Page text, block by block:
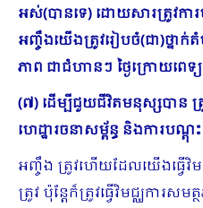
អស់(បានទេ) ដោយសារ​ត្រូវកា
អញ្ចឹងយើងត្រូវរៀបចំ(ជា)ថ្នា
ភាព ជាជំហានៗ ថ្ងៃក្រោយពេទ្
(៧) ដើម្បីជួយជីវិតមនុស្សបាន
ហេដ្ឋារចនាសម្ព័ន្ធ និងការបណ្
អញ្ចឹង ត្រូវហើយដែលយើងធ្វើ
ត្រូវ ប៉ុន្ដែក៏ត្រូវធ្វើវិម​ជ្ឈការ